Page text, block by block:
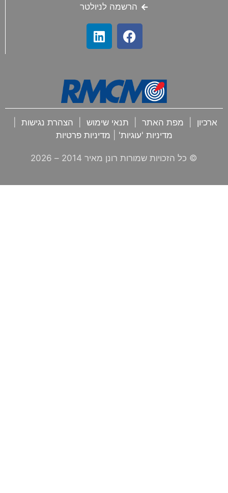
הרשמה לניולטר
ארכיון מפת האתר תנאי שימוש הצהרת נגישות
מדיניות 'עוגיות'
מדיניות פרטיות
© כל הזכויות שמורות רונן מאיר 2014 – 2026